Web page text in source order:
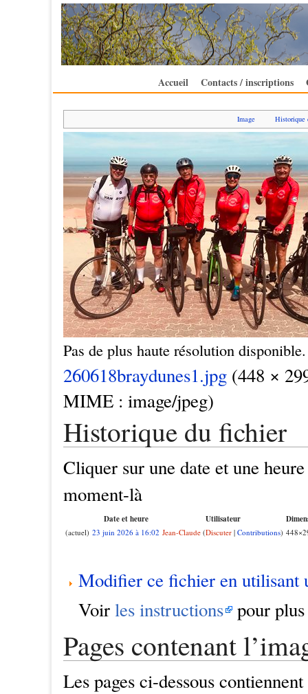
Accueil Contacts / inscriptions
Image Historique
Pas de plus haute résolution disponible.
260618braydunes1.jpg (448 ×
MIME : image/jpeg)
Historique du fichier
Cliquer sur une date et une
moment-là
Date et heure Utilisateur
(actuel) 23 juin 2026 à 16:02 Jean-Claude (Discuter | Contributions)
Modifier ce fichier en utilisant
Voirles instructions pour
Pages contenant
Les pages ci-dessous